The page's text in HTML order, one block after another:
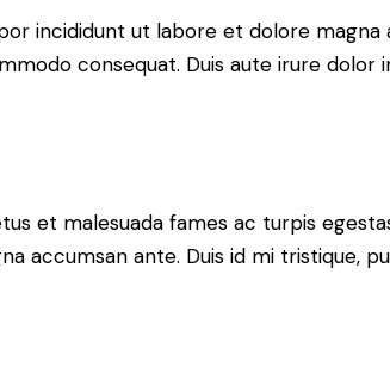
incididunt ut labore et dolore magna
consequat. Duis aute irure dolor
et malesuada fames ac turpis
accumsan ante. Duis id mi tristique,